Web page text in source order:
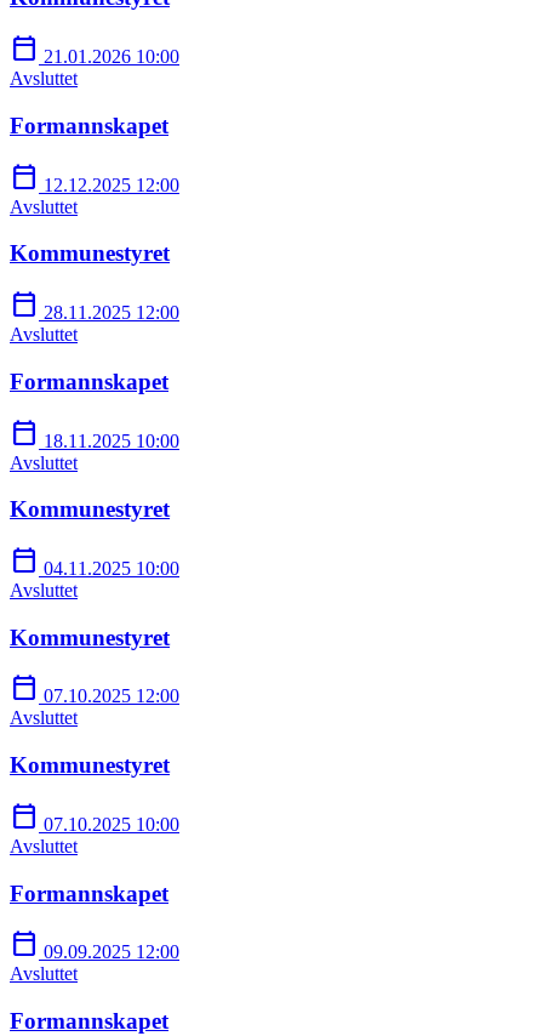
calendar_today 21.01.2026 10:00
Avsluttet
Formannskapet
calendar_today 12.12.2025 12:00
Avsluttet
Kommunestyret
calendar_today 28.11.2025 12:00
Avsluttet
Formannskapet
calendar_today 18.11.2025 10:00
Avsluttet
Kommunestyret
calendar_today 04.11.2025 10:00
Avsluttet
Kommunestyret
calendar_today 07.10.2025 12:00
Avsluttet
Kommunestyret
calendar_today 07.10.2025 10:00
Avsluttet
Formannskapet
calendar_today 09.09.2025 12:00
Avsluttet
Formannskapet